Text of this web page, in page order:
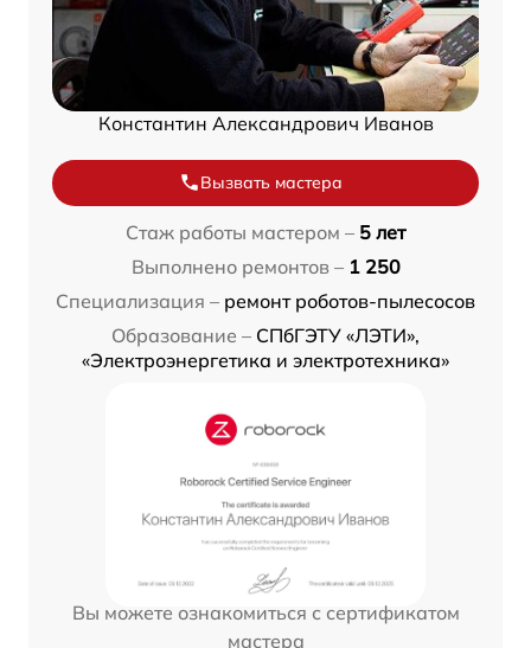
Константин Александрович Иванов
Вызвать мастера
Стаж работы мастером – 5 лет
Выполнено ремонтов – 1 250
Специализация – ремонт роботов-пылесосов
Образование – СПбГЭТУ «ЛЭТИ»,
«Электроэнергетика и электротехника»
Вы можете ознакомиться с сертификатом
мастера